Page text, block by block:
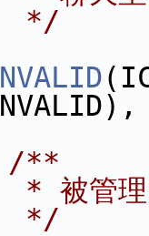
*/
**
* 被管理
*/